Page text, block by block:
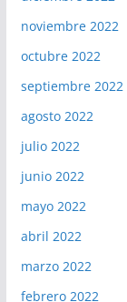
noviembre 2022
octubre 2022
septiembre 2022
agosto 2022
julio 2022
junio 2022
mayo 2022
abril 2022
marzo 2022
febrero 2022